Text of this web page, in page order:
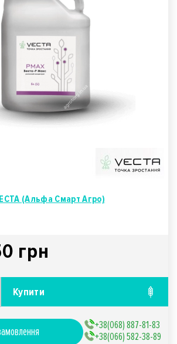
(Альфа Смарт Агро)
грн
Купити
+38(068) 887-81-83
+38(066) 582-38-89